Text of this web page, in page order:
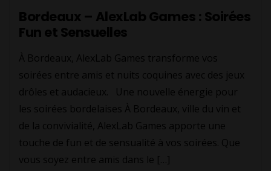
Bordeaux – AlexLab Games : Soirées
Fun et Sensuelles
À Bordeaux, AlexLab Games transforme vos
soirées entre amis et nuits coquines avec des jeux
drôles et audacieux. Une nouvelle énergie pour
les soirées bordelaises À Bordeaux, ville du vin et
de la convivialité, AlexLab Games apporte une
touche de fun et de sensualité à vos soirées. Que
vous soyez entre amis dans le […]